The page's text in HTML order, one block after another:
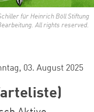
für Heinrich Böll Stiftung
All rights reserved.
03. August 2025